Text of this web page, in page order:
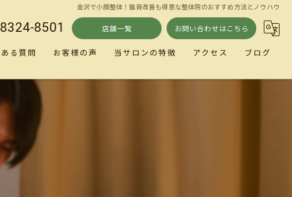
金沢で小顔整体！猫背改善も得意な整体院のおすすめ方法とノウハウ
8501 店舗一覧 お問い合わせはこちら
る質問 お客様の声 当サロンの特徴 アクセス ブログ